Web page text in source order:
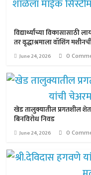
विद्यार्थ्यांच्या
तर वृद्धाश्रमाला वॉशिंग
June 24, 2026 0
खेड तालुक्यातील प्रगतशील
बिनविरोध निवड
June 24, 2026 0